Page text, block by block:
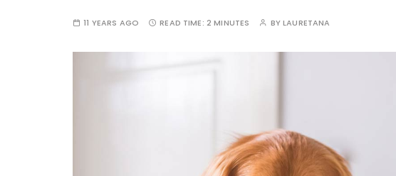
11 YEARS AGO READ TIME: 2 MINUTES BYLAURETANA